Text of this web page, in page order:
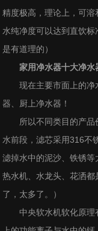
精度极高，理论上，可
水纯净度可以达到直饮
是有道理的）
家用净水器十大净水
现在主要市面上的
器、厨上净水器！
所以不同类目的产
水前段，滤芯采用316不
滤掉水中的泥沙、铁锈等
热水机、水龙头、花洒
了，太多了。）
中央软水机软化原